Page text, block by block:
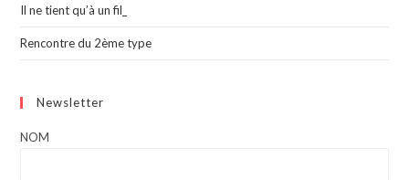
Il ne tient qu’à un fil_
Rencontre du 2ème type
Newsletter
NOM